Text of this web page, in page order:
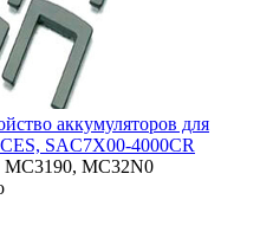
аккумуляторов для
SAC7X00-4000CR
MC3190, MC32N0